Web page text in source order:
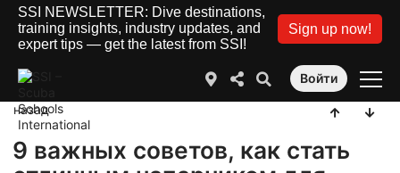
SSI NEWSLETTER: Dive destinations,
training insights, industry updates, and
expert tips — get the latest from SSI!
Sign up now!
Войти
назад
9 важных советов, как стать